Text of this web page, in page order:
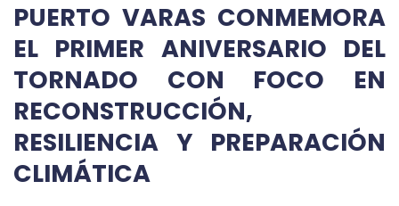
PUERTO VARAS CONMEMORA
EL PRIMER ANIVERSARIO DEL
TORNADO CON FOCO EN
RECONSTRUCCIÓN,
RESILIENCIA Y PREPARACIÓN
CLIMÁTICA